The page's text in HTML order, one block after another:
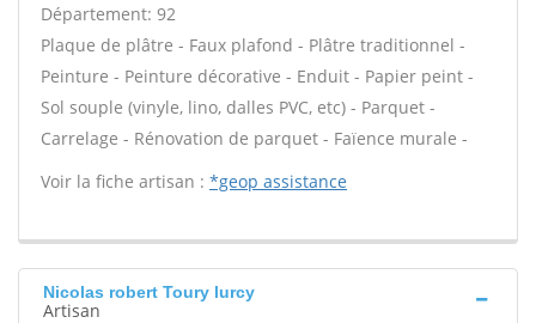
Département: 92
Plaque de plâtre - Faux plafond - Plâtre traditionnel -
Peinture - Peinture décorative - Enduit - Papier peint -
Sol souple (vinyle, lino, dalles PVC, etc) - Parquet -
Carrelage - Rénovation de parquet - Faïence murale -
Voir la fiche artisan : *geop assistance
Nicolas robert Toury lurcy
Artisan